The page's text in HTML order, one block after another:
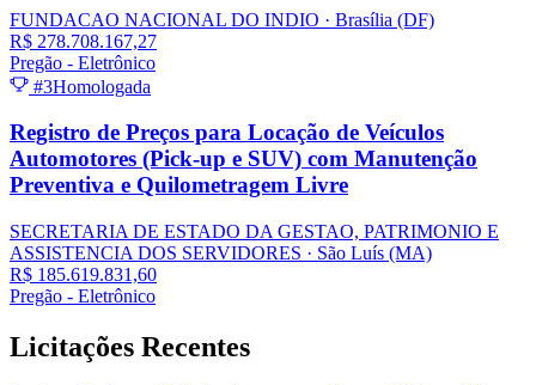
FUNDACAO NACIONAL DO INDIO · Brasília (DF)
R$ 278.708.167,27
Pregão - Eletrônico
#3Homologada
Registro de Preços para Locação de Veículos
Automotores (Pick-up e SUV) com Manutenção
Preventiva e Quilometragem Livre
SECRETARIA DE ESTADO DA GESTAO, PATRIMONIO E
ASSISTENCIA DOS SERVIDORES · São Luís (MA)
R$ 185.619.831,60
Pregão - Eletrônico
Licitações Recentes